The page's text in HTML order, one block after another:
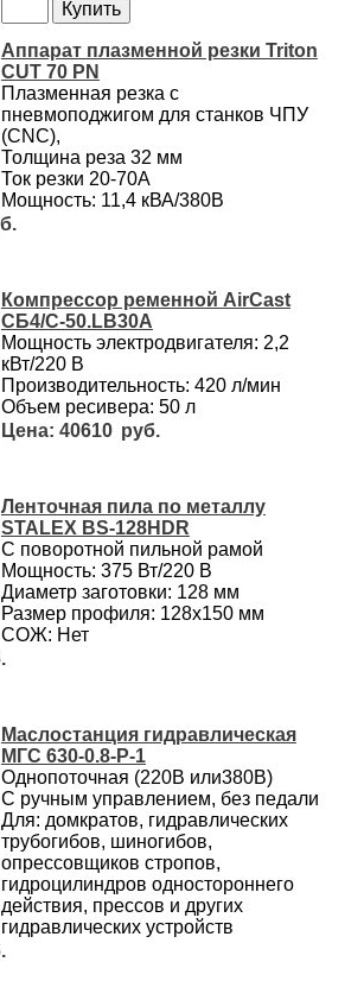
Аппарат плазменной резки Triton
CUT 70 PN
Плазменная резка с
пневмоподжигом для станков ЧПУ
(CNC),
Толщина реза 32 мм
Ток резки 20-70А
Мощность: 11,4 кВА/380В
Компрессор ременной AirCast
СБ4/С-50.LB30A
Мощность электродвигателя: 2,2
кВт/220 В
Производительность: 420 л/мин
Объем ресивера: 50 л
40610
Ленточная пила по металлу
STALEX BS-128HDR
С поворотной пильной рамой
Мощность: 375 Вт/220 В
Диаметр заготовки: 128 мм
Размер профиля: 128х150 мм
СОЖ: Нет
Маслостанция гидравлическая
МГС 630-0.8-Р-1
Однопоточная (220В или380В)
С ручным управлением, без педали
Для: домкратов, гидравлических
трубогибов, шиногибов,
опрессовщиков стропов,
гидроцилиндров одностороннего
действия, прессов и других
гидравлических устройств